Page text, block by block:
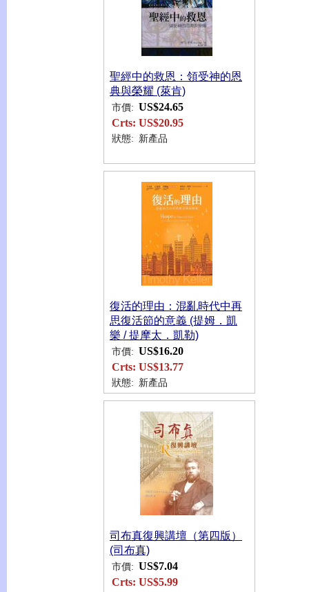
聖經中的救恩：領受神的恩
典與榮耀 (萊肯)
市價: US$24.65
Crts: US$20.95
狀態: 新產品
復活的理由：混亂時代中再
思復活節的意義 (提姆．凱
樂 / 提摩太．凱勒)
市價: US$16.20
Crts: US$13.77
狀態: 新產品
司布真復興講壇（第四版）
(司布真)
市價: US$7.04
Crts: US$5.99